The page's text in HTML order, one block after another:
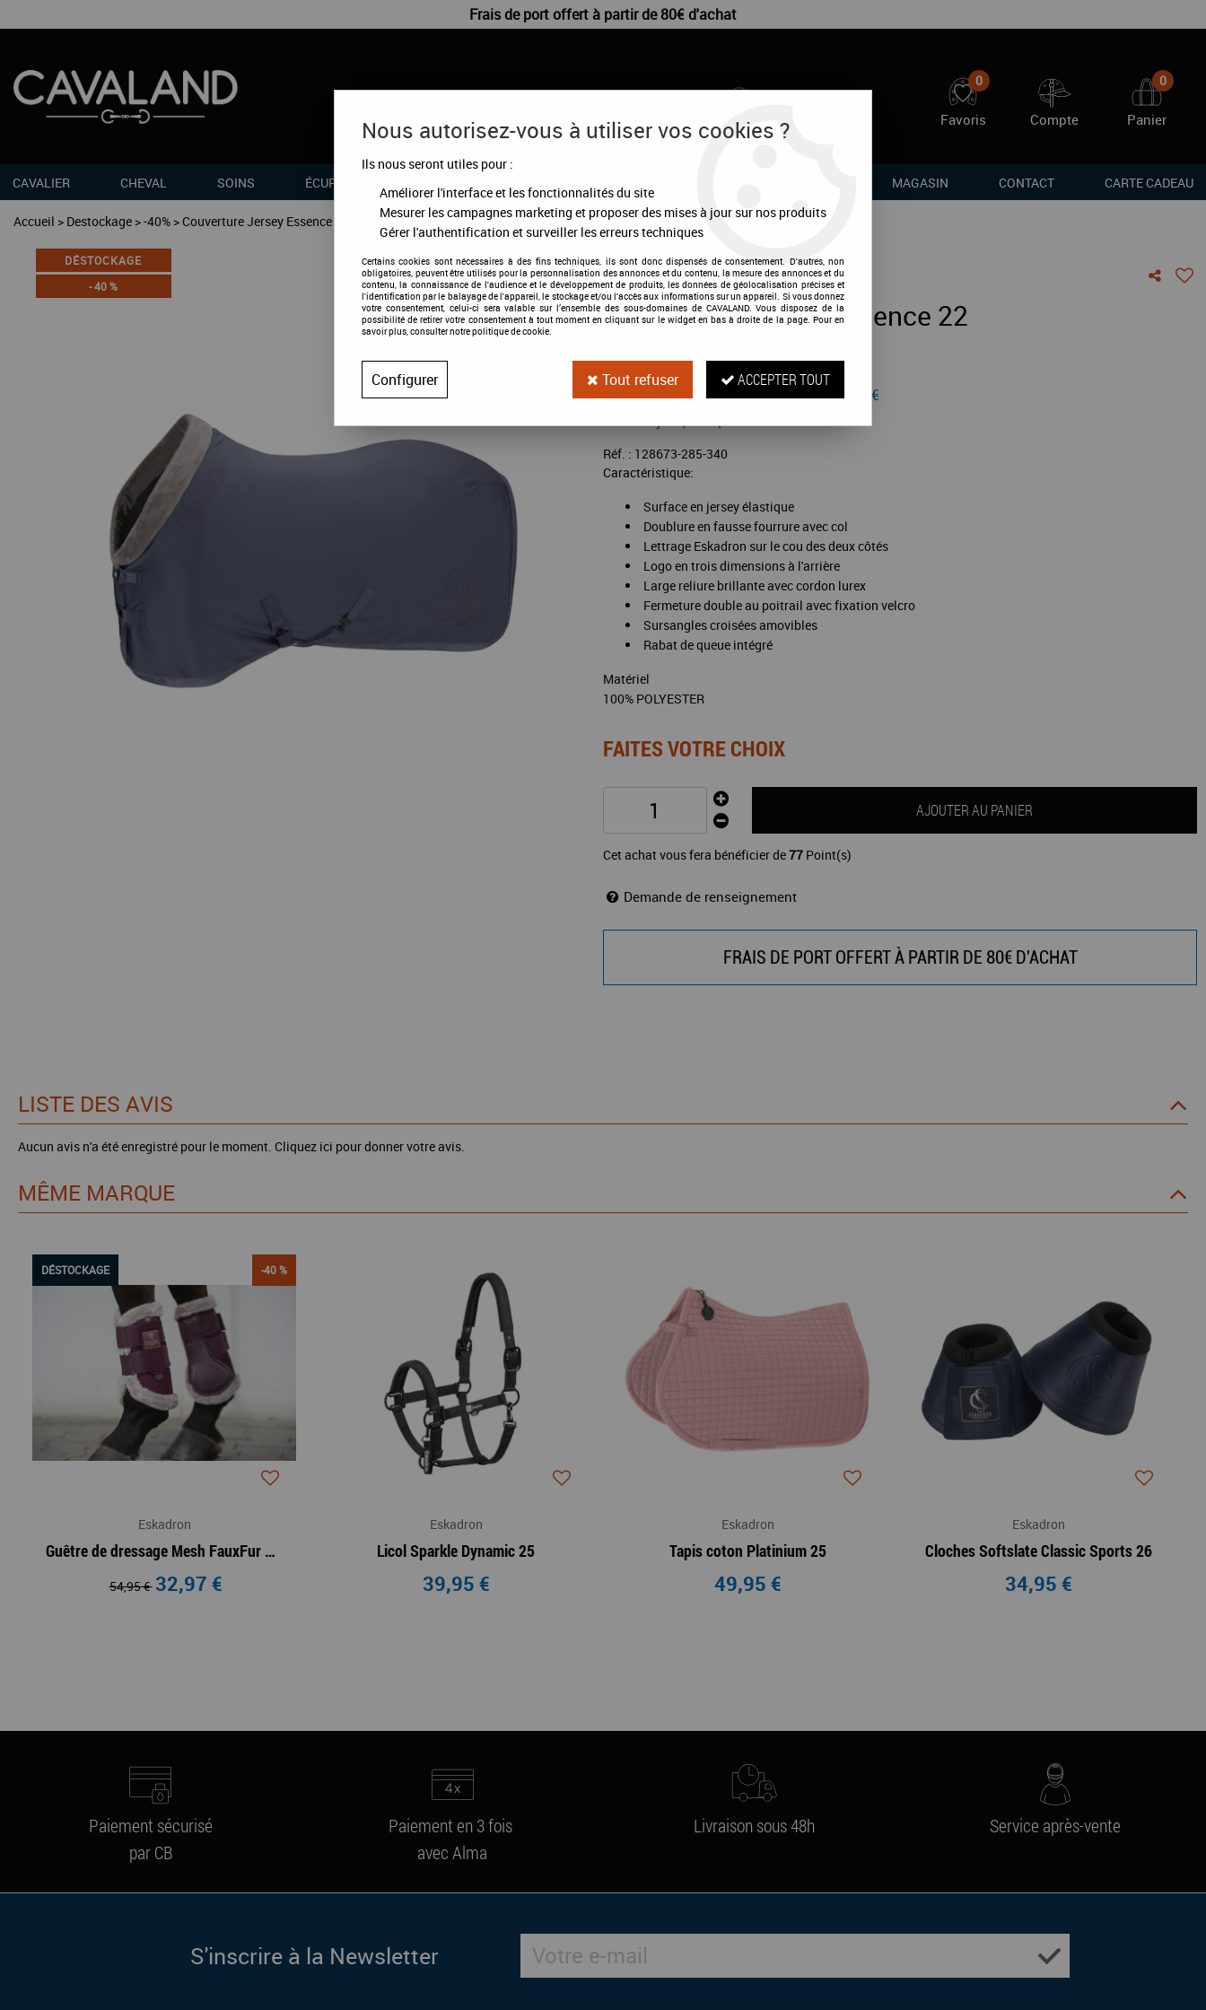
Frais de port offert à partir de 80€ d'achat
0
Favoris Compte
0
Panier
CAVALIER CHEVAL SOINS ÉCURIES MAGASIN CONTACT CARTE CADEAU
Accueil > Destockage >-40% >Couverture Jersey Essence 22
DÉSTOCKAGE
-40 %
Couverture Jersey Essence 22
77,97€ TTCau lieu de129,95
€
Réf. : 128673-285-340
Caractéristique:
Surface en jersey élastique
Doublure en fausse fourrure avec col
Lettrage Eskadron sur le cou des deux côtés
Logo en trois dimensions à l'arrière
Large reliure brillante avec cordon lurex
Fermeture double au poitrail avec fixation velcro
Sursangles croisées amovibles
Rabat de queue intégré
Matériel
100% POLYESTER
FAITES VOTRE CHOIX
AJOUTER AU PANIER
Cet achat vous fera bénéficier de77 Point(s)
Demande de renseignement
FRAIS DE PORT OFFERT À PARTIR DE 80€ D'ACHAT
LISTE DES AVIS
Aucun avis n'a été enregistré pour le moment. Cliquez ici pour donner votre avis.
MÊME MARQUE
DÉSTOCKAGE -40 %
Eskadron
Guêtre de dressage Mesh FauxFur Hertiage 23/24
54,95 €32,97 €
Eskadron
Licol Sparkle Dynamic 25
39,95 €
Eskadron
Tapis coton Platinium 25
49,95 €
Eskadron
Cloches Softslate Classic Sports 26
34,95 €
Paiement sécurisé
par CB
Paiement en 3 fois
avec Alma
Livraison sous 48h Service après-vente
S'inscrire à la Newsletter
Nous autorisez-vous à utiliser vos cookies ?
Ils nous seront utiles pour :
Améliorer l'interface et les fonctionnalités du site
Mesurer les campagnes marketing et proposer des mises à jour sur nos produits
Gérer l'authentification et surveiller les erreurs techniques
Certains cookies sont nécessaires à des fins techniques, ils sont donc dispensés de consentement. D'autres, non
obligatoires, peuvent être utilisés pour la personnalisation des annonces et du contenu, la mesure des annonces et du
contenu, la connaissance de l'audience et le développement de produits, les données de géolocalisation précises et
l'identification par le balayage de l'appareil, le stockage et/ou l'accès aux informations sur un appareil. Si vous donnez
votre consentement, celui-ci sera valable sur l’ensemble des sous-domaines de CAVALAND. Vous disposez de la
possibilité de retirer votre consentement à tout moment en cliquant sur le widget en bas à droite de la page. Pour en
savoir plus, consulter notre politique de cookie.
Configurer Tout refuser ACCEPTER TOUT